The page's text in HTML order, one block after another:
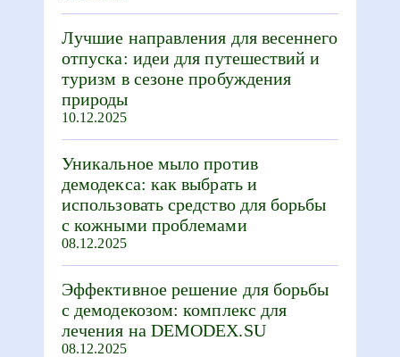
Лучшие направления для весеннего
отпуска: идеи для путешествий и
туризм в сезоне пробуждения
природы
10.12.2025
Уникальное мыло против
демодекса: как выбрать и
использовать средство для борьбы
с кожными проблемами
08.12.2025
Эффективное решение для борьбы
с демодекозом: комплекс для
лечения на DEMODEX.SU
08.12.2025